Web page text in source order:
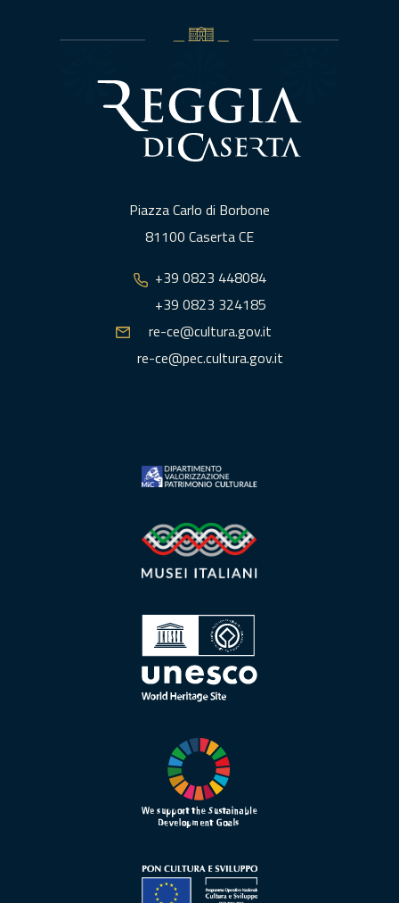
Piazza Carlo di Borbone
81100 Caserta CE
+39 0823 448084
+39 0823 324185
re-ce@cultura.gov.it
re-ce@pec.cultura.gov.it